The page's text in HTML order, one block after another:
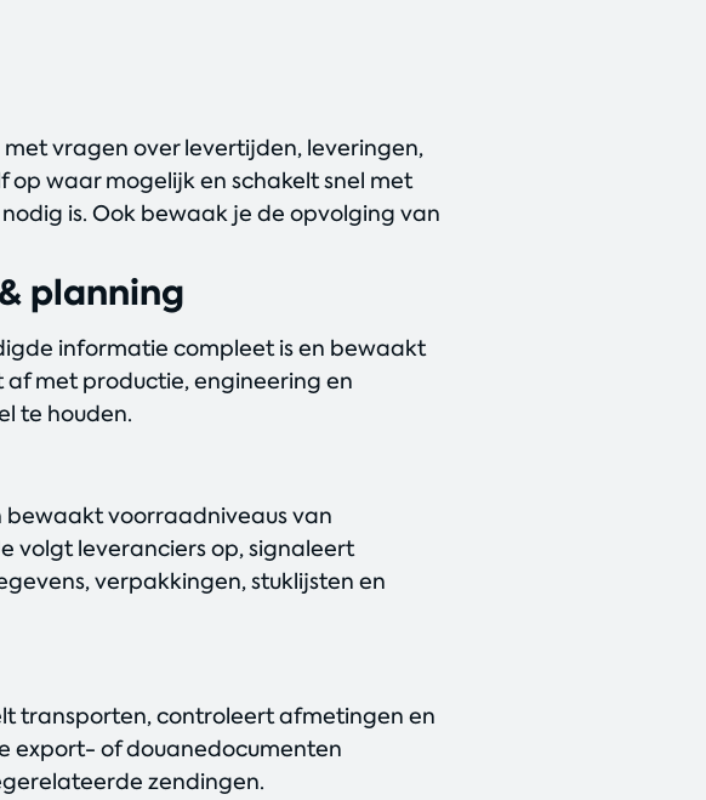
vragen over levertijden, leveringen,
op waar mogelijk en schakelt snel met
is. Ook bewaak je de opvolging van
planning
informatie compleet is en bewaakt
met productie, engineering en
te houden.
voorraadniveaus van
volgt leveranciers op, signaleert
verpakkingen, stuklijsten en
transporten, controleert afmetingen en
export- of douanedocumenten
zendingen.